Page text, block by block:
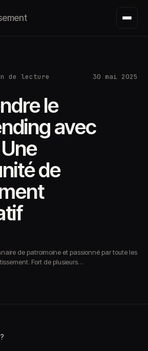
de lecture 30 mai 2025
le
avec
de
de patroimoine et passionné par toute les
Fort de plusieurs…